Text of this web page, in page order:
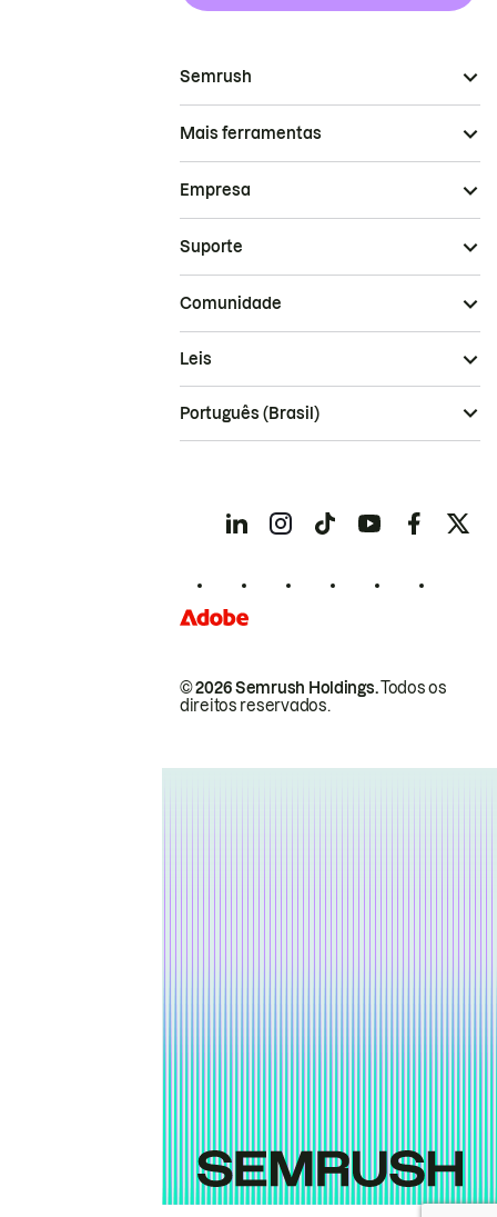
Semrush
Mais ferramentas
Empresa
Suporte
Comunidade
© 2026 Semrush Holdings.Todos os
direitos reservados.
Leis
Português (Brasil)